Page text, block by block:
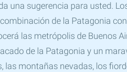
una sugerencia para usted.
de la Patagonia
las metrópolis de Buenos
de la Patagonia y un
las montañas nevadas, los